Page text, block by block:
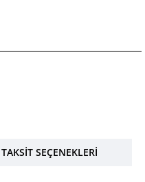
TAKSIT SEÇENEKLERI